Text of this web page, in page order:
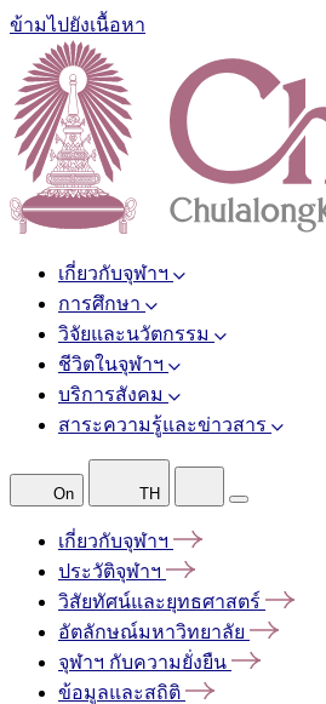
ข้ามไปยังเนื้อหา
เกี่ยวกับจุฬาฯ
การศึกษา
วิจัยและนวัตกรรม
ชีวิตในจุฬาฯ
บริการสังคม
สาระความรู้และข่าวสาร
On TH
เกี่ยวกับจุฬาฯ
ประวัติจุฬาฯ
วิสัยทัศน์และยุทธศาสตร์
อัตลักษณ์มหาวิทยาลัย
จุฬาฯ กับความยั่งยืน
ข้อมูลและสถิติ